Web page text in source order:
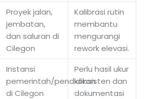
Proyek jalan,
jembatan,
dan saluran di
Cilegon
Kalibrasi rutin
membantu
mengurangi
rework elevasi.
Instansi
pemerintah/pendidikan
di Cilegon
Perlu hasil ukur
konsisten dan
dokumentasi